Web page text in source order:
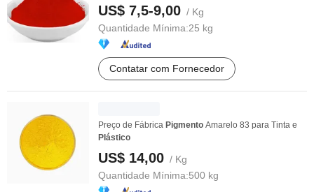
US$ 7,5-9,00 / Kg
Quantidade Mínima:25 kg
Contatar com Fornecedor
Preço de Fábrica Pigmento Amarelo 83 para Tinta e
Plástico
US$ 14,00 / Kg
Quantidade Mínima:500 kg